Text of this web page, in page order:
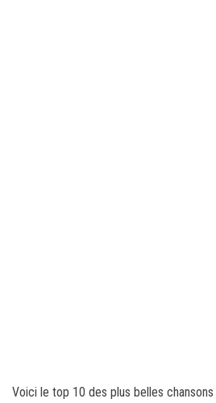
Voici le top 10 des plus belles chansons